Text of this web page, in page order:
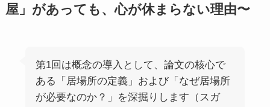
屋」があっても、心が休まらない理由〜
第1回は概念の導入として、論文の核心で
ある「居場所の定義」および「なぜ居場所
が必要なのか？」を深掘りします（スガ